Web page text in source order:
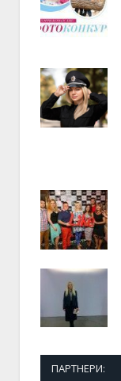
ПАРТНЕРИ: